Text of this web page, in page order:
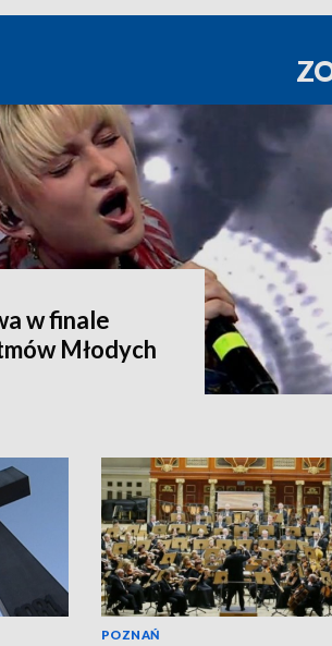
w finale
Młodych
POZNAŃ